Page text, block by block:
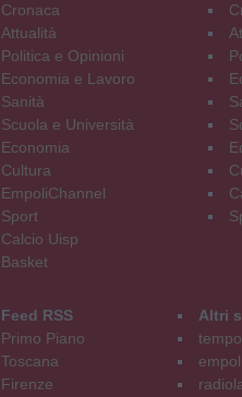
Cronaca
Attualità
Politica e Opinioni
Economia e Lavoro
Sanità
Scuola e Università
Economia
Cultura
EmpoliChannel
Sport
Calcio Uisp
Basket
Feed RSS
Primo Piano
Toscana
Firenze
Altri